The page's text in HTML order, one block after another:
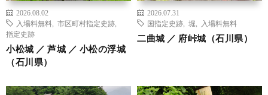
2026.08.02
入場料無料
市区町村指定史跡
指定史跡
小松城 ／ 芦城 ／ 小松の浮城
（石川県）
2026.07.31
国指定史跡
堀 入場料無料
二曲城 ／ 府峠城（石川県）